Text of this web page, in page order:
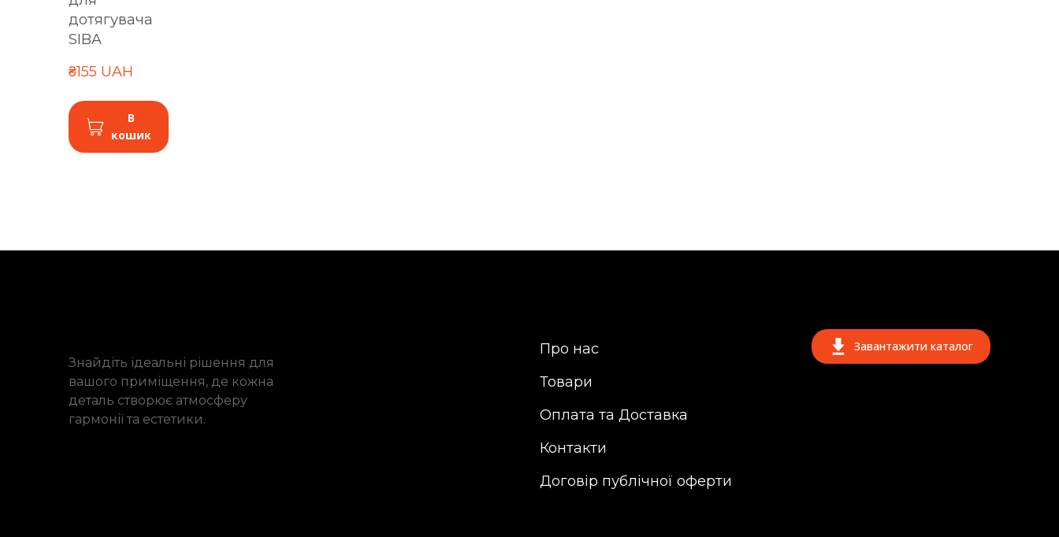
дотягувача
SIBA
₴155 UAH
В
кошик
Знайдіть ідеальні рішення для
вашого приміщення, де кожна
деталь створює атмосферу
гармонії та естетики.
Про нас
Товари
Оплата та Доставка
Контакти
Договір публічної оферти
Завантажити каталог